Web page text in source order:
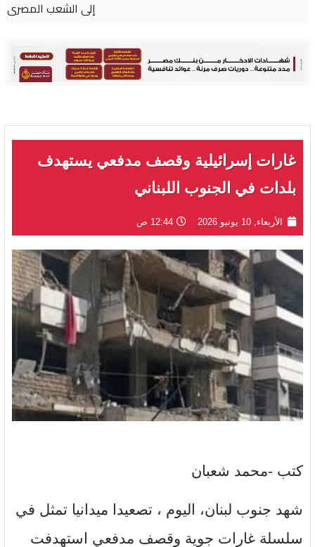
غارات إسرائيلية وقصف مدفعي يستهدف
بلدات في الجنوب اللبناني
الأربعاء, 10 يونيو 2026 12:44 ص
كتب -محمد شعبان
شهد جنوب لبنان، اليوم ، تصعيدا ميدانيا تمثل في
سلسلة غارات جوية وقصف مدفعي استهدفت